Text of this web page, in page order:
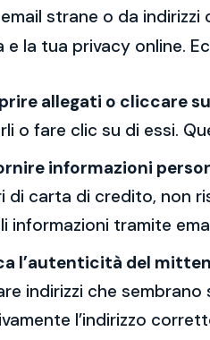
strane o da
e la tua privacy online.
allegati o cliccare
o fare clic su di essi.
informazioni
di carta di credito, non
informazioni tramite
l’autenticità del
indirizzi che
l’indirizzo